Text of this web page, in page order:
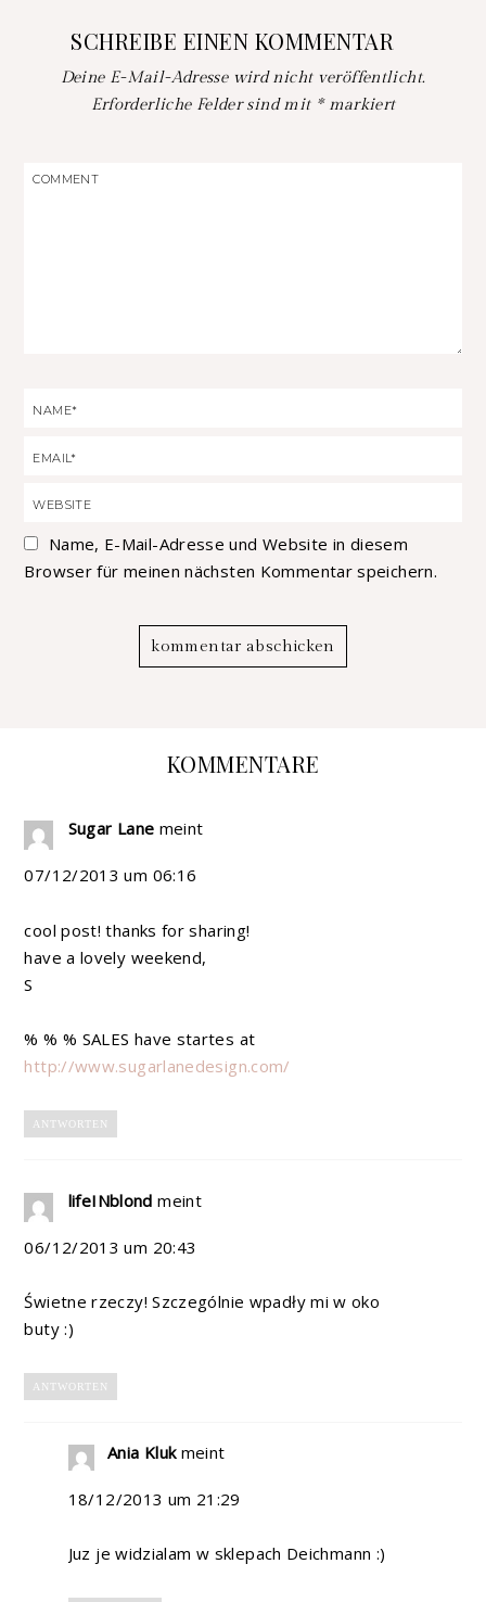
SCHREIBE EINEN KOMMENTAR
Deine E-Mail-Adresse wird nicht veröffentlicht.
Erforderliche Felder sind mit *markiert
Name, E-Mail-Adresse und Website in diesem
Browser für meinen nächsten Kommentar speichern.
KOMMENTARE
Sugar Lane meint
07/12/2013 um 06:16
cool post! thanks for sharing!
have a lovely weekend,
S
% % % SALES have startes at
http://www.sugarlanedesign.com/
ANTWORTEN
lifeINblond meint
06/12/2013 um 20:43
Świetne rzeczy! Szczególnie wpadły mi w oko
buty :)
ANTWORTEN
Ania Kluk meint
18/12/2013 um 21:29
Juz je widzialam w sklepach Deichmann :)